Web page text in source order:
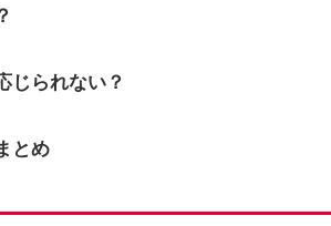
じられない？
とめ